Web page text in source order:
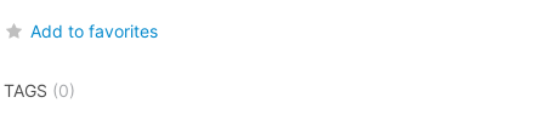
Add to favorites
TAGS (0)